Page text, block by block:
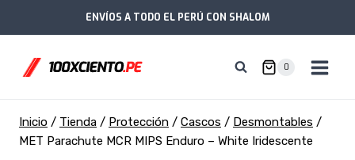
al
ENVÍOS A TODO EL PERÚ CON SHALOM
0
Inicio / Tienda / Protección / Cascos / Desmontables /
MET Parachute MCR MIPS Enduro – White Iridescente